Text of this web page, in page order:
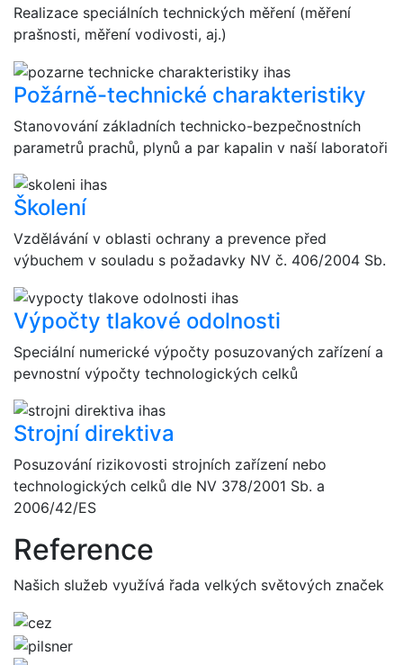
Realizace speciálních technických měření (měření
prašnosti, měření vodivosti, aj.)
Požárně-technické charakteristiky
Stanovování základních technicko-bezpečnostních
parametrů prachů, plynů a par kapalin v naší laboratoři
Školení
Vzdělávání v oblasti ochrany a prevence před
výbuchem v souladu s požadavky NV č. 406/2004 Sb.
Výpočty tlakové odolnosti
Speciální numerické výpočty posuzovaných zařízení a
pevnostní výpočty technologických celků
Strojní direktiva
Posuzování rizikovosti strojních zařízení nebo
technologických celků dle NV 378/2001 Sb. a
2006/42/ES
Reference
Našich služeb využívá řada velkých světových značek